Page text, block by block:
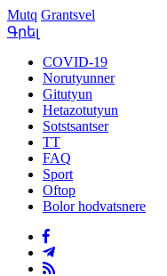
Mutq Grantsvel
Գրել
COVID-19
Norutyunner
Gitutyun
Hetazotutyun
Sotstsantser
TT
FAQ
Sport
Oftop
Bolor hodvatsnere